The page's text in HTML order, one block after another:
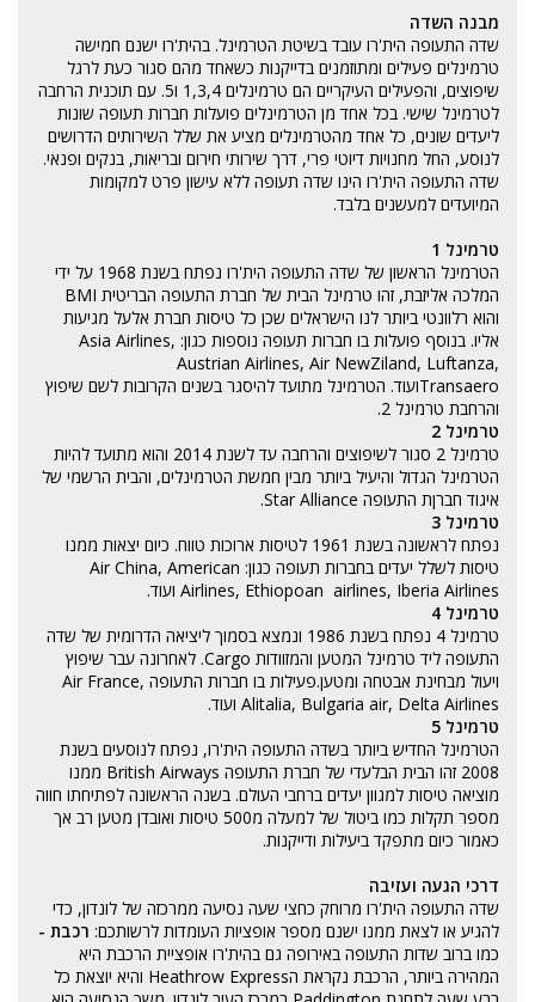
מבנה השדה
שדה התעופה הית'רו עובד בשיטת הטרמינל. בהית'רו ישנם חמישה
טרמינלים פעילים ומתוזמנים בדייקנות כשאחד מהם סגור כעת לרגל
שיפוצים, והפעילים העיקריים הם טרמינלים 1,3,4 ו5. עם תוכנית הרחבה
לטרמינל שישי. בכל אחד מן הטרמינלים פועלות חברות תעופה שונות
ליעדים שונים, כל אחד מהטרמינלים מציע את שלל השירותים הדרושים
לנוסע, החל מחנויות דיוטי פרי, דרך שירותי חירום ובריאות, בנקים ופנאי.
שדה התעופה הית'רו הינו שדה תעופה ללא עישון פרט למקומות
המיועדים למעשנים בלבד.
טרמינל 1
הטרמינל הראשון של שדה התעופה הית'רו נפתח בשנת 1968 על ידי
המלכה אליזבת, זהו טרמינל הבית של חברת התעופה הבריטית BMI
והוא רלוונטי ביותר לנו הישראלים שכן כל טיסות חברת אלעל מגיעות
אליו. בנוסף פועלות בו חברות תעופה נוספות כגון: Asia Airlines,
Austrian Airlines, Air NewZiland, Luftanza,
Transaeroועוד. הטרמינל מתועד להיסגר בשנים הקרובות לשם שיפוץ
והרחבת טרמינל 2.
טרמינל 2
טרמינל 2 סגור לשיפוצים והרחבה עד לשנת 2014 והוא מתועד להיות
הטרמינל הגדול והיעיל ביותר מבין חמשת הטרמינלים, והבית הרשמי של
איגוד חברןת התעופה Star Alliance.
טרמינל 3
נפתח לראשונה בשנת 1961 לטיסות ארוכות טווח. כיום יצאות ממנו
טיסות לשלל יעדים בחברות תעופה כגון: Air China, American
Airlines, Ethiopoan airlines, Iberia Airlines ועוד.
טרמינל 4
טרמינל 4 נפתח בשנת 1986 ונמצא בסמוך ליציאה הדרומית של שדה
התעופה ליד טרמינל המטען והמזוודות Cargo. לאחרונה עבר שיפוץ
ויעול מבחינת אבטחה ומטען.פעילות בו חברות התעופה Air France,
Alitalia, Bulgaria air, Delta Airlines ועוד.
טרמינל 5
הטרמינל החדיש ביותר בשדה התעופה הית'רו, נפתח לנוסעים בשנת
2008 זהו הבית הבלעדי של חברת התעופה British Airways ממנו
מוציאה טיסות למגוון יעדים ברחבי העולם. בשנה הראשונה לפתיחתו חווה
מספר תקלות כמו ביטול של למעלה מ500 טיסות ואובדן מטען רב אך
כאמור כיום מתפקד ביעילות ודייקנות.
דרכי הגעה ועזיבה
שדה התעופה הית'רו מרוחק כחצי שעה נסיעה ממרכזה של לונדון, כדי
להגיע או לצאת ממנו ישנם מספר אופציות העומדות לרשותכם: רכבת -
כמו ברוב שדות התעופה באירופה גם בהית'רו אופציית הרכבת היא
המהירה ביותר, הרכבת נקראת הHeathrow Express והיא יוצאת כל